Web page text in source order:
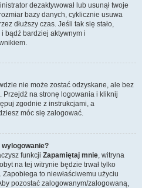
dezaktywował lub usunął twoje
bazy danych, cyklicznie usuwa
dłuższy czas. Jeśli tak się stało,
bądź bardziej aktywnym i
nie może zostać odzyskane, ale bez
Przejdź na stronę logowania i kliknij
zgodnie z instrukcjami, a
móc się zalogować.
funkcji Zapamiętaj mnie, witryna
na tej witrynie będzie trwał tylko
to niewłaściwemu użyciu
pozostać zalogowanym/zalogowaną,